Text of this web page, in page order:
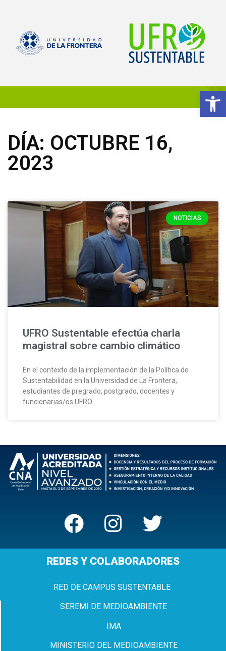
DÍA: OCTUBRE 16,
2023
NOTICIAS
UFRO Sustentable efectúa charla
magistral sobre cambio climático
En el contexto de la implementación de la Política de
Sustentabilidad en la Universidad de La Frontera,
estudiantes de pregrado, postgrado, docentes y
funcionarias/os UFRO
REDES Y COLABORADORES
RED DE CAMPUS SUSTENTABLE
SEREMI DE MEDIOAMBIENTE
IMA
MINISTERIO DEL MEDIOAMBIENTE